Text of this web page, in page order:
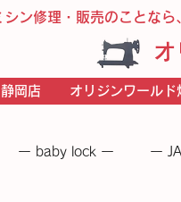
ン修理・販売のことな
オ
岡店 オリジンワールド
ー baby lock ー ー